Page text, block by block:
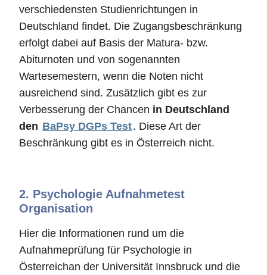
verschiedensten Studienrichtungen in
Deutschland findet. Die Zugangsbeschränkung
erfolgt dabei auf Basis der Matura- bzw.
Abiturnoten und von sogenannten
Wartesemestern, wenn die Noten nicht
ausreichend sind. Zusätzlich gibt es zur
Verbesserung der Chancen in Deutschland
den BaPsy DGPs Test. Diese Art der
Beschränkung gibt es in Österreich nicht.
2. Psychologie Aufnahmetest
Organisation
Hier die Informationen rund um die
Aufnahmeprüfung für Psychologie in
Österreichan der Universität Innsbruck und die